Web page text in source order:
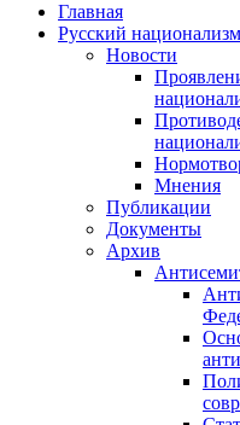
Главная
Русский
Новости
Мнения
Публикации
Документы
Архив